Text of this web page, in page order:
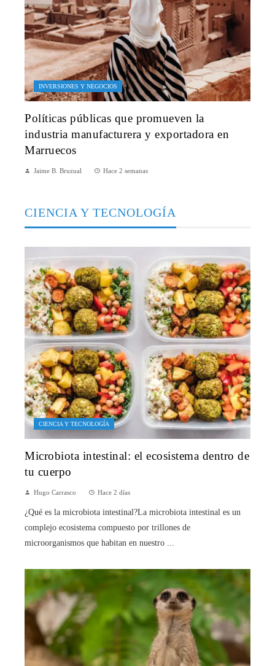
INVERSIONES Y NEGOCIOS
Políticas públicas que promueven la
industria manufacturera y exportadora en
Marruecos
Jaime B. Bruzual Hace 2 semanas
CIENCIA Y TECNOLOGÍA
CIENCIA Y TECNOLOGÍA
Microbiota intestinal: el ecosistema dentro de
tu cuerpo
Hugo Carrasco Hace 2 días
¿Qué es la microbiota intestinal?La microbiota intestinal es un
complejo ecosistema compuesto por trillones de
microorganismos que habitan en nuestro ...